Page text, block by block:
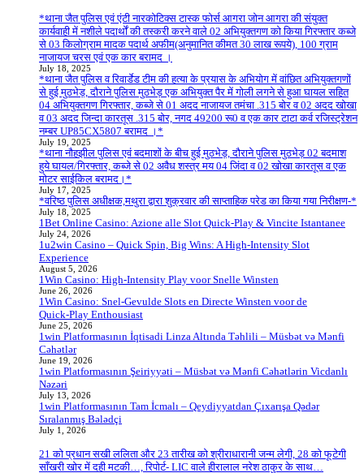
*थाना जैत पुलिस एवं एंटी नारकोटिक्स टास्क फोर्स आगरा जोन आगरा की संयुक्त
कार्यवाही में नशीले पदार्थों की तस्करी करने वाले 02 अभियुक्तगण को किया गिरफ्तार कब्जे
से 03 किलोग्राम मादक पदार्थ अफीम(अनुमानित कीमत 30 लाख रूपये), 100 ग्राम
नाजायज चरस एवं एक कार बरामद ।
July 18, 2025
*थाना जैत पुलिस व रिवार्डेड टीम की हत्या के प्रयास के अभियोग में वांछित अभियुक्तगणों
से हुई मुठभेड़, दौराने पुलिस मुठभेड़ एक अभियुक्त पैर में गोली लगने से हुआ घायल सहित
04 अभियुक्तगण गिरफ्तार, कब्जे से 01 अदद नाजायज तमंचा .315 बोर व 02 अदद खोखा
व 03 अदद जिन्दा कारतूस .315 बोर, नगद 49200 रू0 व एक कार टाटा कर्व रजिस्ट्रेशन
नम्बर UP85CX5807 बरामद ।*
July 19, 2025
*थाना नौहझील पुलिस एवं बदमाशों के बीच हुई मुठभेड़, दौराने पुलिस मुठभेड़ 02 बदमाश
हुये घायल/गिरफ्तार, कब्जे से 02 अवैध शस्त्र मय 04 जिंदा व 02 खोखा कारतूस व एक
मोटर साईकिल बरामद।*
July 17, 2025
*वरिष्ठ पुलिस अधीक्षक,मथुरा द्वारा शुक्रवार की साप्ताहिक परेड का किया गया निरीक्षण-*
July 18, 2025
1Bet Online Casino: Azione alle Slot Quick‑Play & Vincite Istantanee
July 24, 2026
1u2win Casino – Quick Spin, Big Wins: A High‑Intensity Slot
Experience
August 5, 2026
1Win Casino: High‑Intensity Play voor Snelle Winsten
June 26, 2026
1Win Casino: Snel‑Gevulde Slots en Directe Winsten voor de
Quick‑Play Enthousiast
June 25, 2026
1win Platformasının İqtisadi Linza Altında Təhlili – Müsbət və Mənfi
Cəhətlər
June 19, 2026
1win Platformasının Şeiriyyəti – Müsbət və Mənfi Cəhətlərin Vicdanlı
Nəzəri
July 13, 2026
1win Platformasının Tam İcmalı – Qeydiyyatdan Çıxarışa Qədər
Sıralanmış Bələdçi
July 1, 2026
21 को प्रधान सखी ललिता और 23 तारीख को श्रीराधारानी जन्म लेगी, 28 को फूटेगी
साँखरी खोर में दही मटकी…, रिपोर्ट- LIC वाले हीरालाल नरेश ठाकुर के साथ…